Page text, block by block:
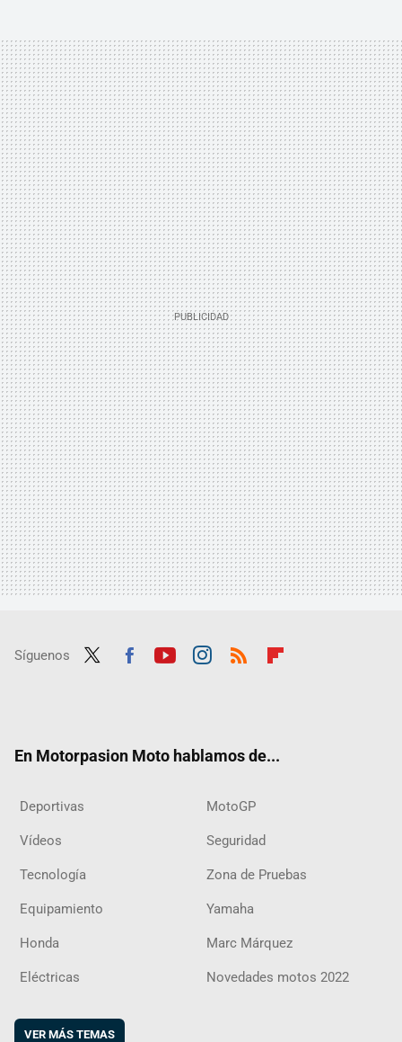
Síguenos
En Motorpasion Moto hablamos de...
Deportivas MotoGP
Vídeos Seguridad
Tecnología Zona de Pruebas
Equipamiento Yamaha
Honda Marc Márquez
Eléctricas Novedades motos 2022
VER MÁS TEMAS